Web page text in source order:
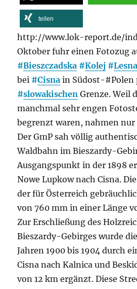
teilen
http://www.lok-report.de/
Oktober fuhr einen Fotozug
#Bieszczadska #Kolej #
bei #Cisna in Südost-#Polen
#slowakischen Grenze. Weil
manchmal sehr engen
begrenzt waren, nahmen nur
Der GmP sah völlig
Waldbahn im Bieszardy-
Ausgangspunkt in der 1898
Nowe Lupkow nach Cisna.
der für Österreich
von 760 mm in einer Länge
Zur Erschließung des
Bieszardy-Gebirges wurde
Jahren 1900 bis 1904 durch
Cisna nach Kalnica und
von 12 km ergänzt. Diese